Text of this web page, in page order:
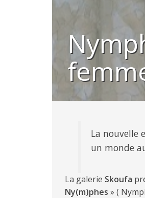
La nouvelle
un monde
La galerie Skoufa
Ny(m)phes » (